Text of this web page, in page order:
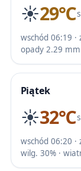
☀️29℃
wschód 06:19
opady 2.29 mm
Piątek
☀️32℃
wschód 06:20
wilg. 30% ·